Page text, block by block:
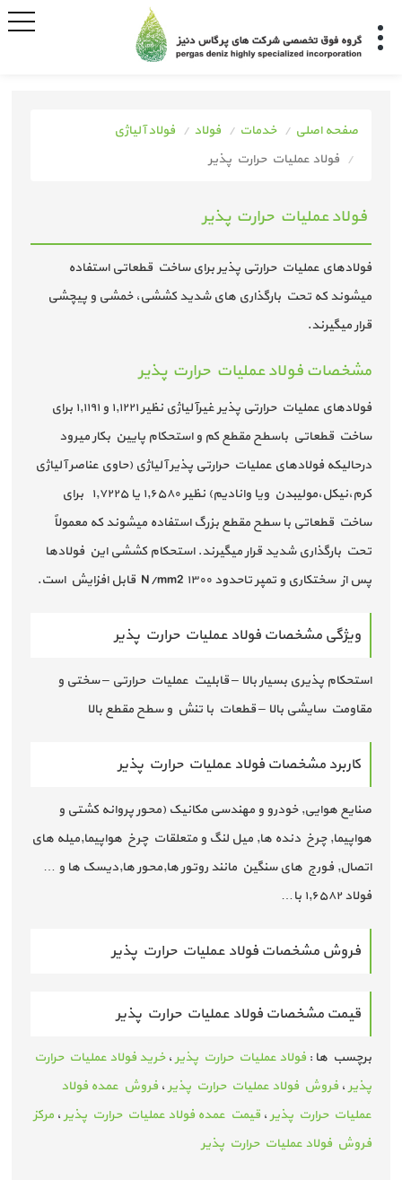
صفحه اصلی خدمات فولاد
فولاد آلیاژی
فولاد عملیات حرارت پذیر
فولاد عملیات حرارت پذیر
فولادهای عملیات حرارتی پذیر برای ساخت قطعاتی استفاده
میشوند که تحت بارگذاری های شدید کششی، خمشی و پیچشی
قرار میگیرند.
مشخصات فولاد عملیات حرارت پذیر
فولادهای عملیات حرارتی پذیر غیرآلیاژی نظیر ۱٫۱۲۲۱ و ۱٫۱۱۹۱ برای
ساخت قطعاتی باسطح مقطع کم و استحکام پایین بکار میرود
درحالیکه فولادهای عملیات حرارتی پذیر آلیاژی (حاوی عناصر آلیاژی
کرم،نیکل،مولیبدن ویا وانادیم) نظیر ۱٫۶۵۸۰ یا ۱٫۷۲۲۵ برای
ساخت قطعاتی با سطح مقطع بزرگ استفاده میشوند که معمولاً
تحت بارگذاری شدید قرار میگیرند. استحکام کششی این فولادها
پس از سختکاری و تمپر تاحدود ۱۳۰۰ N/mm2 قابل افزایش است.
ویژگی مشخصات فولاد عملیات حرارت پذیر
استحکام پذیری بسیار بالا – قابلیت عملیات حرارتی – سختی و
مقاومت سایشی بالا – قطعات با تنش و سطح مقطع بالا
کاربرد مشخصات فولاد عملیات حرارت پذیر
صنایع هوایی, خودرو و مهندسی مکانیک (محور پروانه کشتی و
هواپیما, چرخ دنده ها, میل لنگ و متعلقات چرخ هواپیما,میله های
اتصال, فورج های سنگین مانند روتور ها,محور ها,دیسک ها و …
فولاد ۱٫۶۵۸۲ با…
فروش مشخصات فولاد عملیات حرارت پذیر
قیمت مشخصات فولاد عملیات حرارت پذیر
برچسب ها :فولاد عملیات حرارت پذیر ،خرید فولاد عملیات حرارت
پذیر ،فروش فولاد عملیات حرارت پذیر ،فروش عمده فولاد
عملیات حرارت پذیر ،قیمت عمده فولاد عملیات حرارت پذیر ،مرکز
فروش فولاد عملیات حرارت پذیر